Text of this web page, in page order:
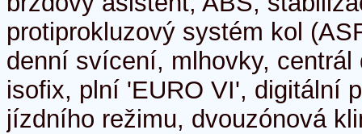
protiprokluzový systém kol
denní svícení, mlhovky, centrál
isofix, plní 'EURO VI', digitální
jízdního režimu, dvouzónová